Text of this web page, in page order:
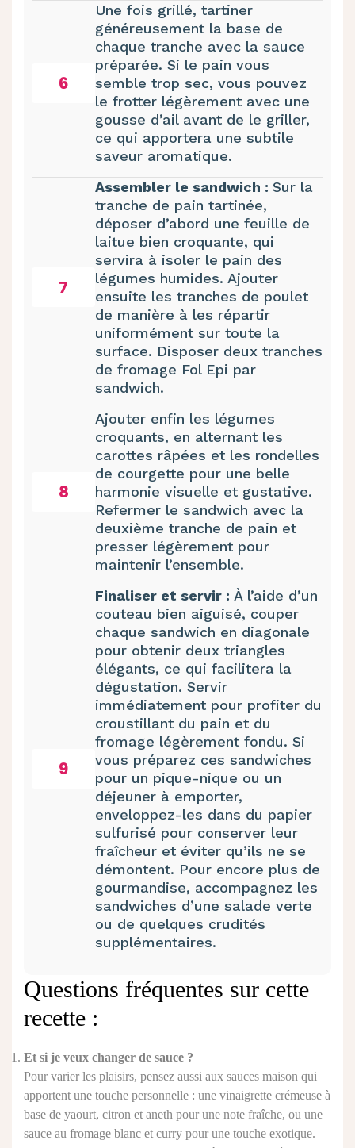
6
Une fois grillé, tartiner
généreusement la base de
chaque tranche avec la sauce
préparée. Si le pain vous
semble trop sec, vous pouvez
le frotter légèrement avec une
gousse d’ail avant de le griller,
ce qui apportera une subtile
saveur aromatique.
7
Assembler le sandwich : Sur la
tranche de pain tartinée,
déposer d’abord une feuille de
laitue bien croquante, qui
servira à isoler le pain des
légumes humides. Ajouter
ensuite les tranches de poulet
de manière à les répartir
uniformément sur toute la
surface. Disposer deux tranches
de fromage Fol Epi par
sandwich.
8
Ajouter enfin les légumes
croquants, en alternant les
carottes râpées et les rondelles
de courgette pour une belle
harmonie visuelle et gustative.
Refermer le sandwich avec la
deuxième tranche de pain et
presser légèrement pour
maintenir l’ensemble.
9
Finaliser et servir : À l’aide d’un
couteau bien aiguisé, couper
chaque sandwich en diagonale
pour obtenir deux triangles
élégants, ce qui facilitera la
dégustation. Servir
immédiatement pour profiter du
croustillant du pain et du
fromage légèrement fondu. Si
vous préparez ces sandwiches
pour un pique-nique ou un
déjeuner à emporter,
enveloppez-les dans du papier
sulfurisé pour conserver leur
fraîcheur et éviter qu’ils ne se
démontent. Pour encore plus de
gourmandise, accompagnez les
sandwiches d’une salade verte
ou de quelques crudités
supplémentaires.
Questions fréquentes sur cette
recette :
Et si je veux changer de sauce ?
Pour varier les plaisirs, pensez aussi aux sauces maison qui
apportent une touche personnelle : une vinaigrette crémeuse à
base de yaourt, citron et aneth pour une note fraîche, ou une
sauce au fromage blanc et curry pour une touche exotique.